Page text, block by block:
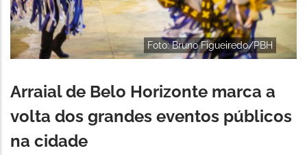
Foto: Bruno Figueiredo/PBH
Arraial de Belo Horizonte marca a
volta dos grandes eventos públicos
na cidade